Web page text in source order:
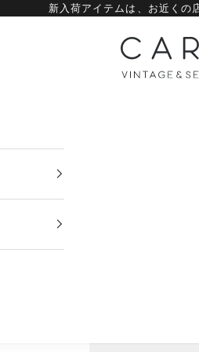
新入荷アイテムは、 お近くの
CARA